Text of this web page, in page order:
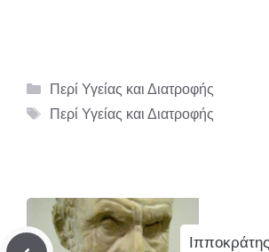
Κατηγορίες
Περί Υγείας και Διατροφής
Ετικέτες
Περί Υγείας και Διατροφής